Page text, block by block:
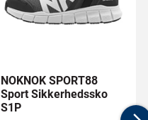
NOKNOK SPORT88
Sport Sikkerhedssko
S1P